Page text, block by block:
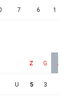
7 6 1
Z G A
U 5 3 6